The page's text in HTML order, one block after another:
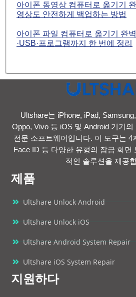
아이폰 동영상 컴퓨터로 옮기기
영상도 안전하게 백업하는 방법
아이폰 파일 컴퓨터로 옮기기 완
·USB·프로그램까지 한 번에 정리
Ultshare는 iPhone, iPad,
Oppo, Vivo 등 iOS 및 Android 기기
전문 소프트웨어입니다. 이 도구는 4
Face ID 등 다양한 유형의 잠금 화면
적인 솔루션을 제공
제품
Ultshare Unlock Android
Ultshare Unlock iOS
Ultshare Android System Repair
Ultshare iOS System Repair
지원하다